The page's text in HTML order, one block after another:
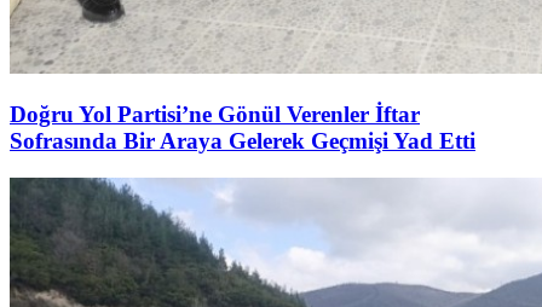
Doğru Yol Partisi’ne Gönül Verenler İftar
Sofrasında Bir Araya Gelerek Geçmişi Yad Etti